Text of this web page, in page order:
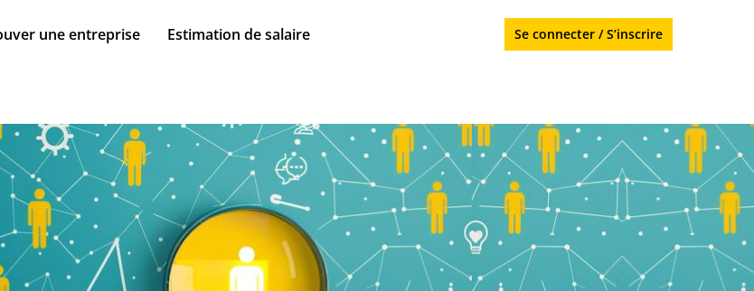
une entreprise Estimation de salaire Se connecter / S’inscrire